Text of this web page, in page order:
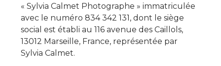
« Sylvia Calmet Photographe » immatriculée
avec le numéro 834 342 131, dont le siège
social est établi au 116 avenue des Caillols,
13012 Marseille, France, représentée par
Sylvia Calmet.